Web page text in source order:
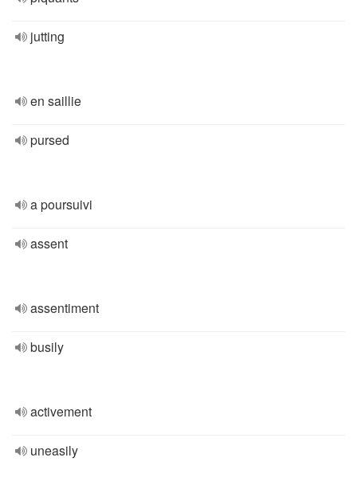
jutting
en saillie
pursed
a poursuivi
assent
assentiment
busily
activement
uneasily